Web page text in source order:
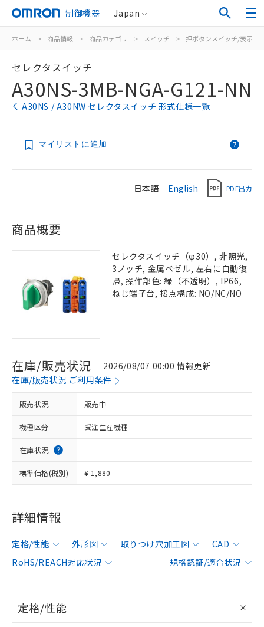
制御機器 Japan
ホーム > 商品情報 > 商品カテゴリ > スイッチ > 押ボタンスイッチ/表示灯
セレクタスイッチ
A30NS-3MB-NGA-G121-NN
A30NS / A30NW セレクタスイッチ 形式仕様一覧
マイリストに追加
日本語 English PDF出力
商品概要
セレクタスイッチ（φ30）, 非照光,
3ノッチ, 金属ベゼル, 左右に自動復
帰, 操作部色: 緑（不透明）, IP66,
ねじ端子台, 接点構成: NO/NC/NO
在庫/販売状況
2026/08/07 00:00 情報更新
在庫/販売状況 ご利用条件
販売状況 販売中
機種区分 受注生産機種
在庫状況
標準価格(税別) ¥ 1,880
詳細情報
定格/性能 外形図 取りつけ穴加工図
CAD
RoHS/REACH対応状況
規格認証/適合状況
定格/性能